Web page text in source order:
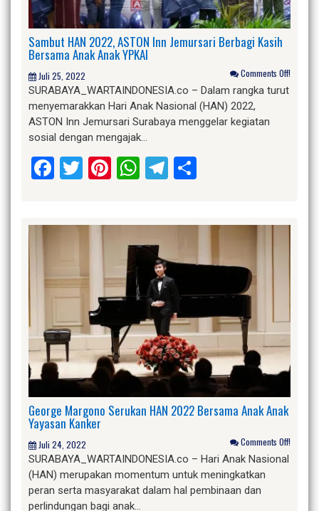
Sambut HAN 2022, ASTON Inn Jemursari Berbagi Kasih
Bersama Anak Anak YPKAI
Juli 25, 2022 Comments Off!
SURABAYA_WARTAINDONESIA.co – Dalam rangka turut
menyemarakkan Hari Anak Nasional (HAN) 2022,
ASTON Inn Jemursari Surabaya menggelar kegiatan
sosial dengan mengajak…
Facebook
Twitter
Pinterest
WhatsApp
Telegram
George Margono Serukan HAN 2022 Bersama Anak Anak
Yayasan Kanker
Juli 24, 2022 Comments Off!
SURABAYA_WARTAINDONESIA.co – Hari Anak Nasional
(HAN) merupakan momentum untuk meningkatkan
peran serta masyarakat dalam hal pembinaan dan
perlindungan bagi anak…